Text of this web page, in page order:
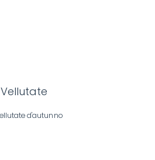
Vellutate